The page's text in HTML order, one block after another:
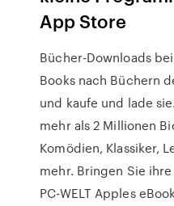
App Store
Bücher-Downloads
Books nach Büchern
und kaufe und lade
mehr als 2 Millionen
Komödien, Klassiker,
mehr. Bringen Sie
PC-WELT Apples